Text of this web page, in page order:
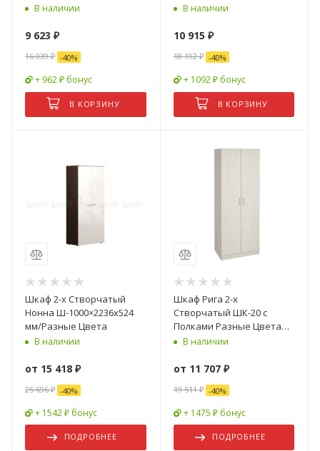
В наличии
9 623 ₽
16 039₽ -40%
+ 962 ₽ бонус
В КОРЗИНУ
В наличии
10 915 ₽
18 192₽ -40%
+ 1092 ₽ бонус
В КОРЗИНУ
Шкаф 2-х Створчатый
Нонна Ш-1000×2236х524
мм/Разные Цвета
В наличии
от 15 418 ₽
25 696 ₽ -40%
+ 1542 ₽ бонус
ПОДРОБНЕЕ
Шкаф Рига 2-х
Створчатый ШК-20 с
Полками Разные Цвета
(Ш-800 х В-2120 х Г-520 мм)
В наличии
от 11 707 ₽
19 511 ₽ -40%
+ 1475 ₽ бонус
ПОДРОБНЕЕ